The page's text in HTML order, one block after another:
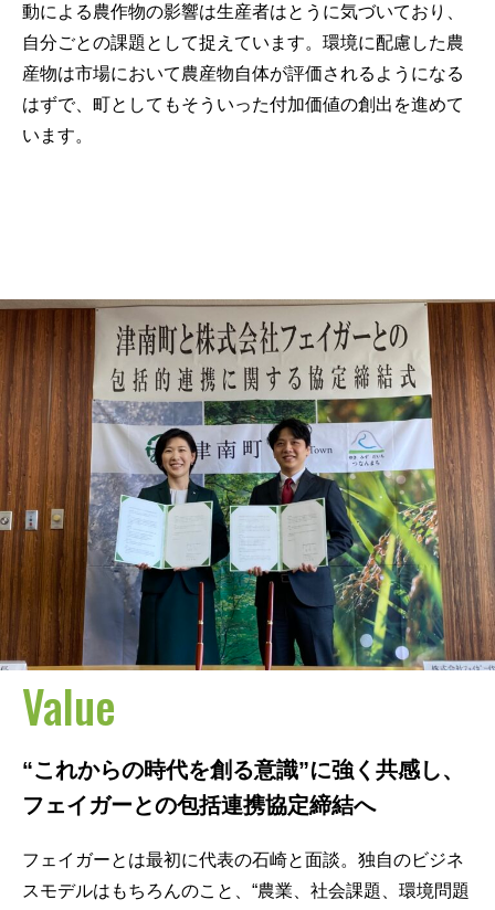
動による農作物の影響は生産者はとうに気づいており、
自分ごとの課題として捉えています。環境に配慮した農
産物は市場において農産物自体が評価されるようになる
はずで、町としてもそういった付加価値の創出を進めて
います。
Value
“これからの時代を創る意識”に強く共感し、
フェイガーとの包括連携協定締結へ
フェイガーとは最初に代表の石崎と面談。独自のビジネ
スモデルはもちろんのこと、“農業、社会課題、環境問題